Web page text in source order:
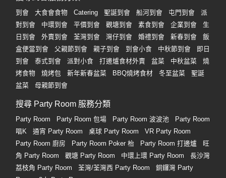
到會 大食會食物 Catering 聖誕到會 船河到會 屯門到會
派
對到會
中環到會 平價到會 觀塘到會 素食到會 企業到會
生
日到會
外賣到會 荃灣到會 灣仔到會 婚禮到會 新春到會
飯
盒便當到會
父親節到會 親子到會 到會小食 中秋節到會
即日
到會
泰式到會 派對小食 打邊爐食材外賣 盆菜 中秋盆菜
燒
烤食物
燒烤包 新年新春盆菜 BBQ燒烤食材 冬至盆菜
聖誕
盆菜
母親節到會
搜尋 Party Room 服務分類
Party Room Party Room 包場 Party Room 波波池
Party Room
唱K
通宵 Party Room 桌球 Party Room
VR Party Room
Party Room 廚房
Party Room Poker 枱 Party Room 打邊爐
旺
角 Party Room
觀塘 Party Room 中環上環 Party Room
長沙灣
荔枝角 Party Room
荃灣/荃灣西 Party Room
銅鑼灣 Party